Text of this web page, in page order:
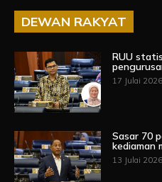
DEWAN RAKYAT
RUU
17 Julai 2026
Sasar 70
kediaman
13 Julai 2026